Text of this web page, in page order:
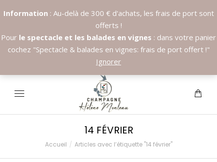
Information: Au-delà de 300 € d'achats, les frais de port sont
offerts !
Pour le spectacle et les balades en vignes : dans votre panier
cochez "Spectacle & balades en vignes: frais de port offert !"
Ignorer
Appelez nous: +33.6.89.37.09.03
14 FÉVRIER
Vous êtes ici :
Accueil Articles avec l’étiquette "14 février"